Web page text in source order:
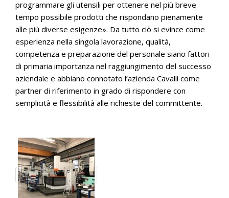
programmare gli utensili per ottenere nel più breve
tempo possibile prodotti che rispondano pienamente
alle più diverse esigenze». Da tutto ciò si evince come
esperienza nella singola lavorazione, qualità,
competenza e preparazione del personale siano fattori
di primaria importanza nel raggiungimento del successo
aziendale e abbiano connotato l’azienda Cavalli come
partner di riferimento in grado di rispondere con
semplicità e flessibilità alle richieste del committente.